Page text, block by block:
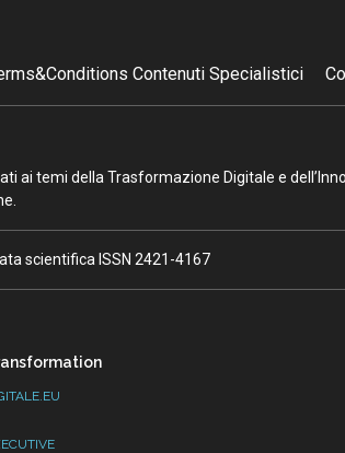
Contenuti Specialistici
ai temi della Trasformazione Digitale e
scientifica ISSN 2421-4167